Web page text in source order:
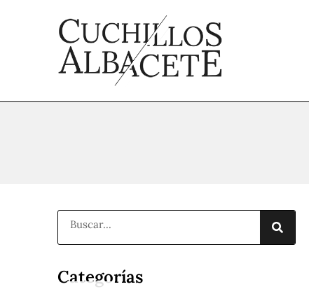
Buscar
Categorías